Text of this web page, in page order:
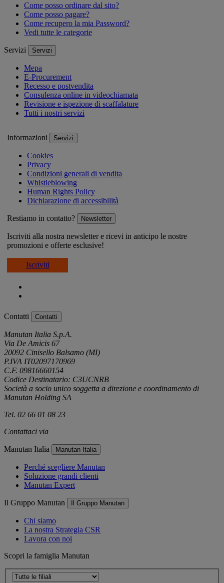
Come posso ordinare dal sito?
Come posso pagare?
Come recupero la mia Password?
Vedi tutte le categorie
Servizi Servizi
Mepa
E-Procurement
Recesso e postvendita
Consulenza online in videochiamata
Revisione e ispezione di scaffalature
Tutti i nostri servizi
Informazioni Servizi
Cookies
Privacy
Condizioni generali di vendita
Whistleblowing
Human Rights Policy
Dichiarazione di accessibilità
Restiamo in contatto? Newsletter
Iscriviti alla nostra newsletter e ricevi in anticipo le nostre
promozioni e offerte esclusive!
Iscriviti
Contatti Contatti
Manutan Italia S.p.A.
Via De Amicis 67
20092 Cinisello Balsamo (MI)
P.IVA IT02097170969
C.F. 09816660154
Codice Destinatario: C3UCNRB
Società a socio unico soggetta a direzione e coordinamento di
Manutan Holding SA
Tel. 02 66 01 08 23
Contattaci via
Manutan Italia Manutan Italia
Perché scegliere Manutan
Soluzione grandi clienti
Manutan Expert
Il Gruppo Manutan Il Gruppo Manutan
Chi siamo
La nostra Strategia CSR
Lavora con noi
Scopri la famiglia Manutan